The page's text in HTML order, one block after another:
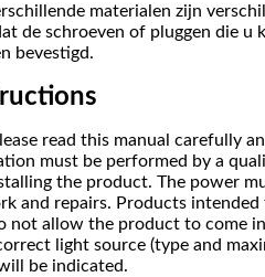
materialen zijn
de schroeven of pluggen die u
bevestigd.
read this manual carefully
must be performed by a
the product. The power
and repairs. Products
not allow the product to come
light source (type and
be indicated.